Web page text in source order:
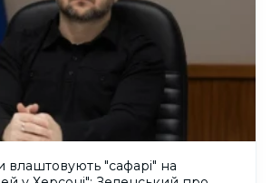
влаштовують "сафарі" на